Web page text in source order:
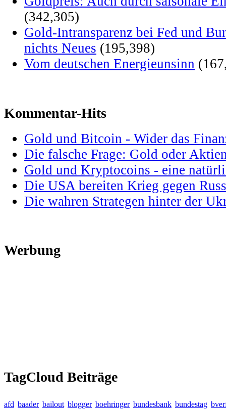
(342,305)
Gold-Intransparenz bei Fed und
nichts Neues (195,398)
Vom deutschen Energieunsinn
Kommentar-Hits
Gold und Bitcoin - Wider das
Die falsche Frage: Gold oder
Gold und Kryptocoins - eine
Die USA bereiten Krieg gegen
Die wahren Strategen hinter der
Werbung
TagCloud Beiträge
afd baader bailout blogger boehringer bundesbank bundestag